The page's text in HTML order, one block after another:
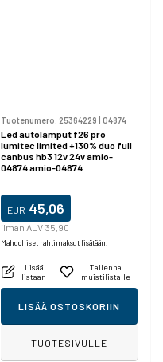
Tuotenumero: 25364229 | 04874
Led autolamput f26 pro
lumitec limited +130% duo full
canbus hb3 12v 24v amio-
04874 amio-04874
EUR 45,06
ilman ALV 35,90
Mahdolliset rahtimaksut lisätään.
Lisää
listaan
Tallenna
muistilistalle
LISÄÄ OSTOSKORIIN
TUOTESIVULLE